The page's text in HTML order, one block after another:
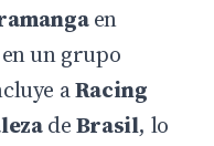
en
en un grupo
aRacing
deBrasil, lo